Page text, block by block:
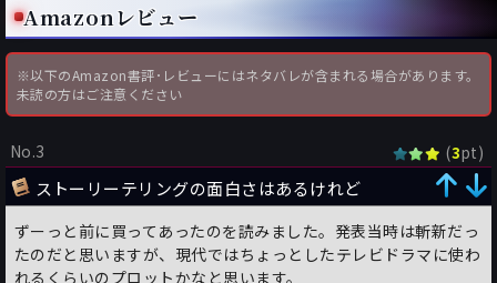
Amazonレビュー
※以下のAmazon書評･レビューにはネタバレが含まれる場合があります。
未読の方はご注意ください
No.3 (3pt)
ストーリーテリングの面白さはあるけれど
ずーっと前に買ってあったのを読みました。発表当時は斬新だっ
たのだと思いますが、現代ではちょっとしたテレビドラマに使わ
れるくらいのプロットかなと思います。